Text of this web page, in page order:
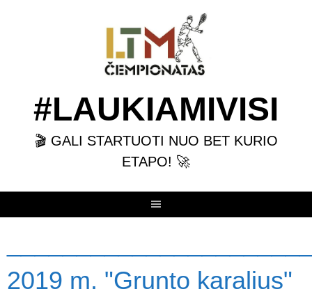
#LAUKIAMIVISI
🎬 GALI STARTUOTI NUO BET KURIO
ETAPO! 🚀
2019 m. "Grunto karalius"